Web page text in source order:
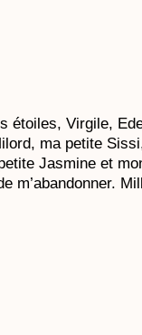
étoiles, Virgile,
ma petite
Jasmine et
m’abandonner.